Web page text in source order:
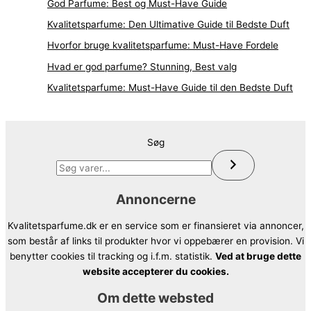
God Parfume: Best og Must-Have Guide
Kvalitetsparfume: Den Ultimative Guide til Bedste Duft
Hvorfor bruge kvalitetsparfume: Must-Have Fordele
Hvad er god parfume? Stunning, Best valg
Kvalitetsparfume: Must-Have Guide til den Bedste Duft
Søg
Annoncerne
Kvalitetsparfume.dk er en service som er finansieret via annoncer,
som består af links til produkter hvor vi oppebærer en provision. Vi
benytter cookies til tracking og i.f.m. statistik. Ved at bruge dette
website accepterer du cookies.
Om dette websted